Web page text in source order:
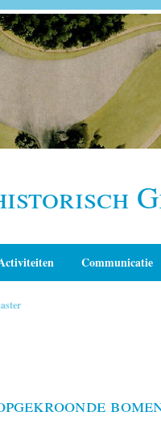
Communicatie